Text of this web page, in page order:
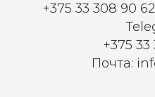
+375 33 308 90
+375 33
Почта: